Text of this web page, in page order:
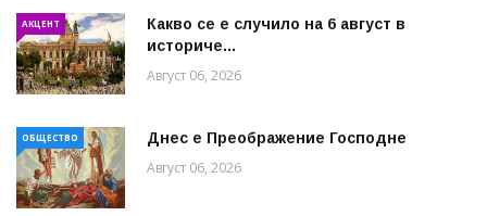
АКЦЕНТ
Какво се е случило на 6 август в
историче...
Август 06, 2026
ОБЩЕСТВО Днес е Преображение Господне
Август 06, 2026